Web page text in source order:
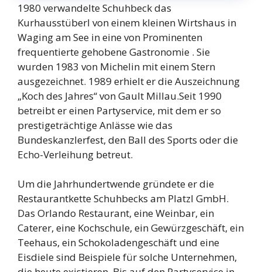
1980 verwandelte Schuhbeck das
Kurhausstüberl von einem kleinen Wirtshaus in
Waging am See in eine von Prominenten
frequentierte gehobene Gastronomie . Sie
wurden 1983 von Michelin mit einem Stern
ausgezeichnet. 1989 erhielt er die Auszeichnung
„Koch des Jahres“ von Gault Millau.Seit 1990
betreibt er einen Partyservice, mit dem er so
prestigeträchtige Anlässe wie das
Bundeskanzlerfest, den Ball des Sports oder die
Echo-Verleihung betreut.
Um die Jahrhundertwende gründete er die
Restaurantkette Schuhbecks am Platzl GmbH.
Das Orlando Restaurant, eine Weinbar, ein
Caterer, eine Kochschule, ein Gewürzgeschäft, ein
Teehaus, ein Schokoladengeschäft und eine
Eisdiele sind Beispiele für solche Unternehmen,